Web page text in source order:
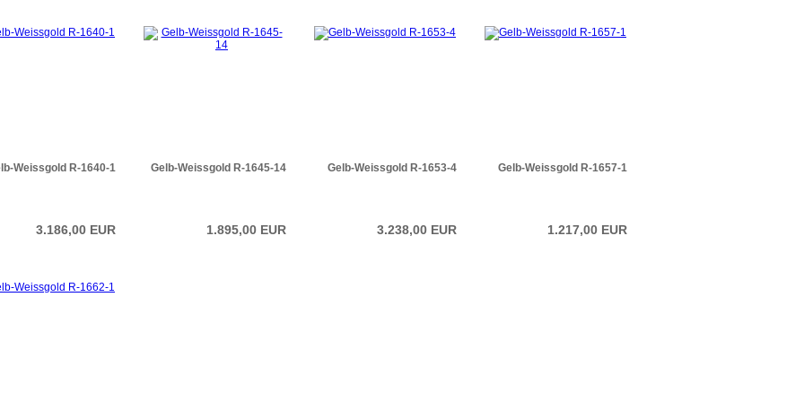
Weissgold R-1640-1
3.186,00 EUR
Gelb-Weissgold R-1645-14
1.895,00 EUR
Gelb-Weissgold R-1653-4
3.238,00 EUR
Gelb-Weissgold R-1657-1
1.217,00 EUR